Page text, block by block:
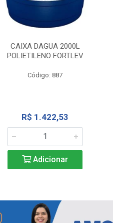
CAIXA DAGUA 2000L
POLIETILENO FORTLEV
Código: 887
R$ 1.422,53
Adicionar